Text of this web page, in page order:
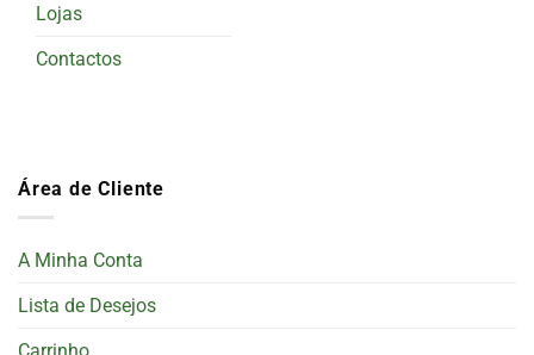
Lojas
Contactos
Área de Cliente
A Minha Conta
Lista de Desejos